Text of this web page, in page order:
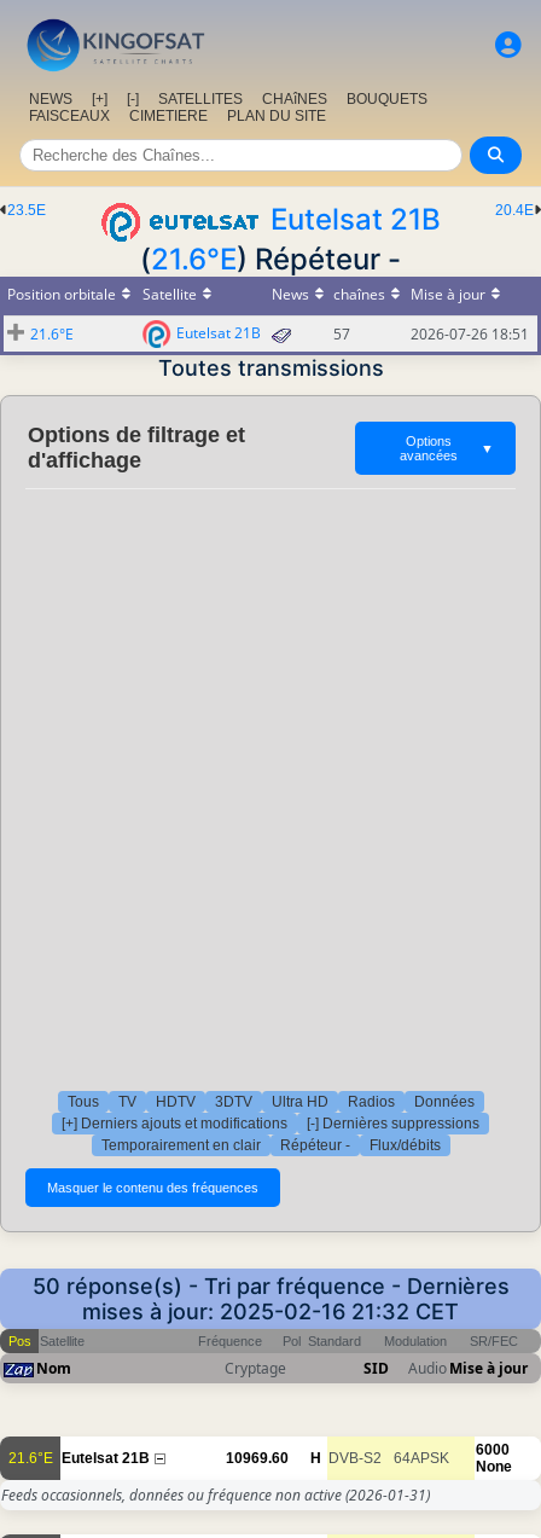
NEWS [+] [-] SATELLITES CHAîNES
BOUQUETS
FAISCEAUX
CIMETIERE PLAN DU SITE
20.4E
23.5E
Eutelsat 21B
(21.6°E) Répéteur -
Position orbitale Satellite News chaînes
Mise à jour
21.6°E
Eutelsat 21B 57 2026-07-26 18:51
Toutes transmissions
Options de filtrage et
d'affichage
Options
avancées
▼
Tous TV HDTV 3DTV Ultra HD Radios
Données
[+] Derniers ajouts et modifications
[-] Dernières suppressions
Temporairement en clair
Répéteur - Flux/débits
50 réponse(s) - Tri par fréquence - Dernières
mises à jour: 2025-02-16 21:32 CET
Pos Satellite Fréquence Pol Standard Modulation SR/FEC
Nom Cryptage SID AudioMise à jour
21.6°E Eutelsat 21B 10969.60 H DVB-S2 64APSK
6000
None
Feeds occasionnels, données ou fréquence non active(2026-01-31)